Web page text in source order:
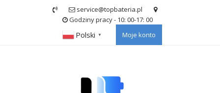
service@topbateria.pl
Godziny pracy - 10: 00-17: 00
Polski ▼ Moje konto